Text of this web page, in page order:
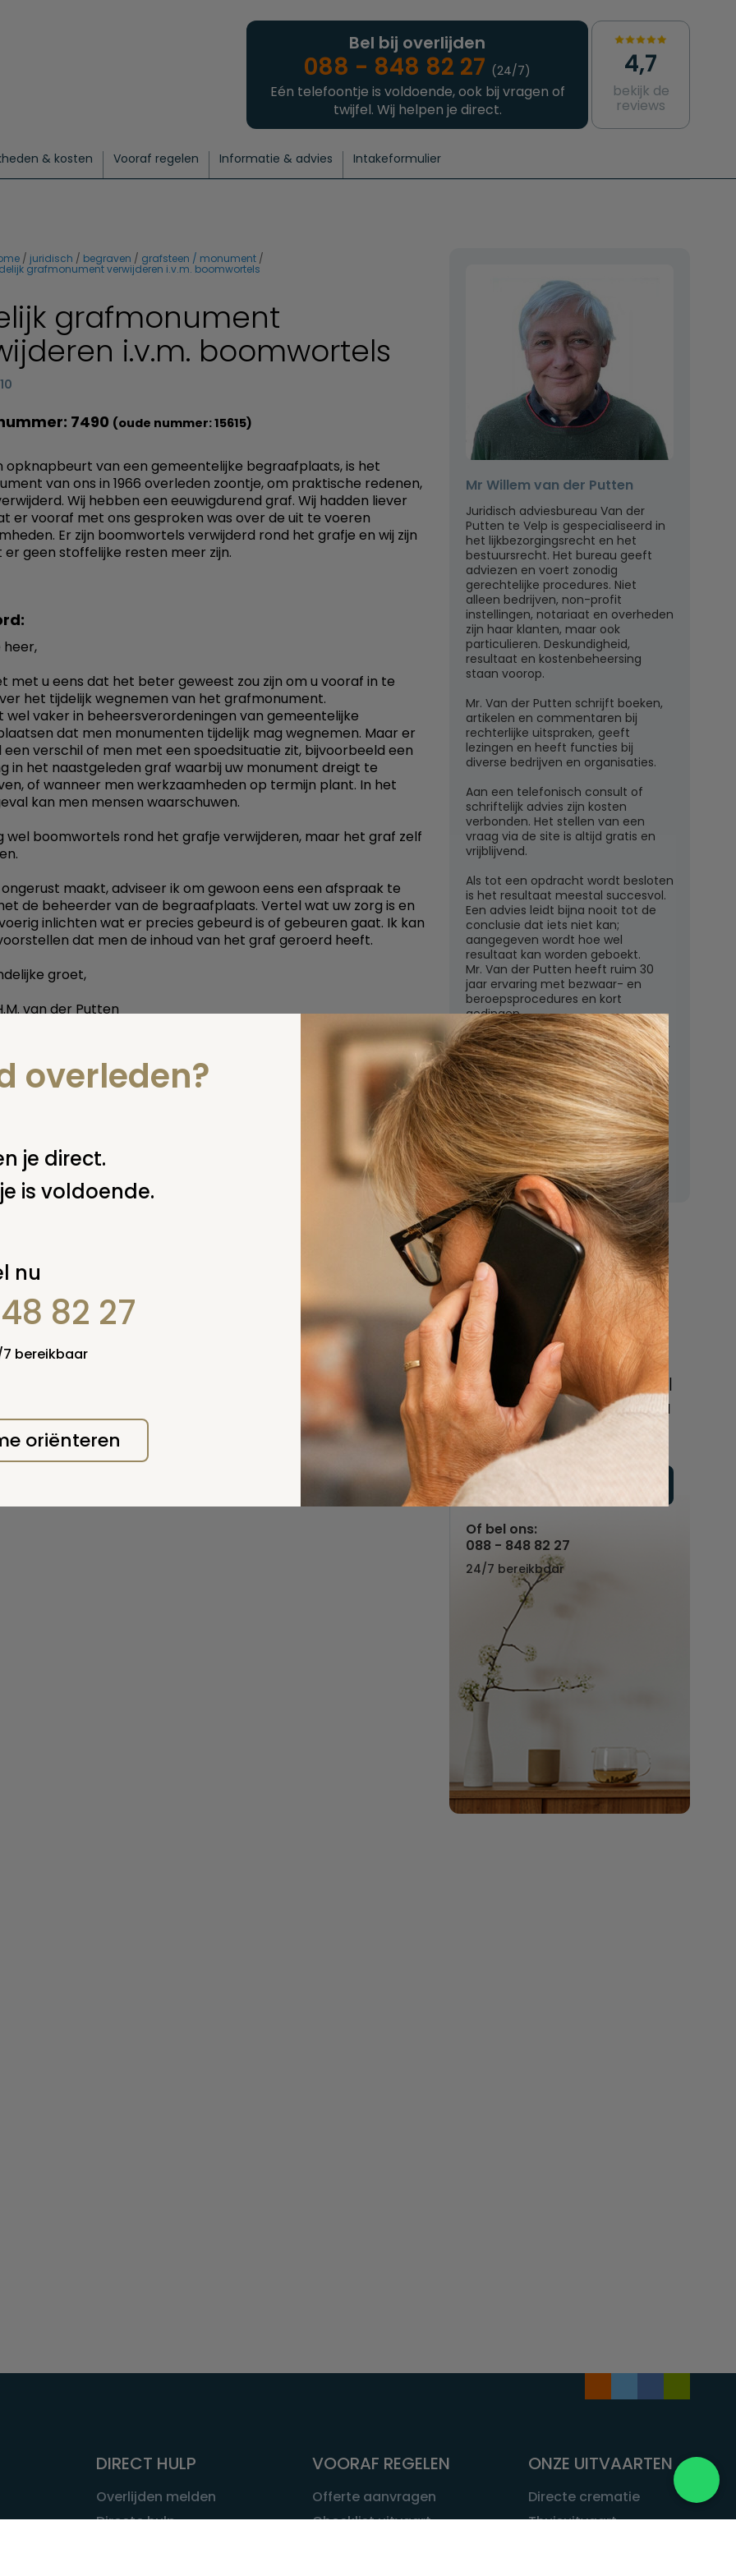
Bel bij overlijden
088 - 848 82 27 (24/7)
Eén telefoontje is voldoende, ook bij vragen of
twijfel. Wij helpen je direct.
4,7
bekijk de
reviews
& kosten Vooraf regelen Informatie & advies Intakeformulier
juridisch begraven grafsteen / monument
grafmonument verwijderen i.v.m. boomwortels
grafmonument
i.v.m. boomwortels
7490 (oude nummer: 15615)
opknapbeurt van een gemeentelijke begraafplaats, is het
van ons in 1966 overleden zoontje, om praktische redenen,
Wij hebben een eeuwigdurend graf. Wij hadden liever
er vooraf met ons gesproken was over de uit te voeren
Er zijn boomwortels verwijderd rond het grafje en wij zijn
er geen stoffelijke resten meer zijn.
met u eens dat het beter geweest zou zijn om u vooraf in te
het tijdelijk wegnemen van het grafmonument.
wel vaker in beheersverordeningen van gemeentelijke
dat men monumenten tijdelijk mag wegnemen. Maar er
een verschil of men met een spoedsituatie zit, bijvoorbeeld een
in het naastgeleden graf waarbij uw monument dreigt te
of wanneer men werkzaamheden op termijn plant. In het
kan men mensen waarschuwen.
wel boomwortels rond het grafje verwijderen, maar het graf zelf
maakt, adviseer ik om gewoon eens een afspraak te
de beheerder van de begraafplaats. Vertel wat uw zorg is en
inlichten wat er precies gebeurd is of gebeuren gaat. Ik kan
dat men de inhoud van het graf geroerd heeft.
groet,
van der Putten
Spelregels
Verzenden
maar
Mr Willem van der Putten
Juridisch adviesbureau Van der
Putten te Velp is gespecialiseerd in
het lijkbezorgingsrecht en het
bestuursrecht. Het bureau geeft
adviezen en voert zonodig
gerechtelijke procedures. Niet
alleen bedrijven, non-profit
instellingen, notariaat en overheden
zijn haar klanten, maar ook
particulieren. Deskundigheid,
resultaat en kostenbeheersing
staan voorop.
Mr. Van der Putten schrijft boeken,
artikelen en commentaren bij
rechterlijke uitspraken, geeft
lezingen en heeft functies bij
diverse bedrijven en organisaties.
Aan een telefonisch consult of
schriftelijk advies zijn kosten
verbonden. Het stellen van een
vraag via de site is altijd gratis en
vrijblijvend.
Als tot een opdracht wordt besloten
is het resultaat meestal succesvol.
Een advies leidt bijna nooit tot de
conclusie dat iets niet kan;
aangegeven wordt hoe wel
resultaat kan worden geboekt.
Mr. Van der Putten heeft ruim 30
jaar ervaring met bezwaar- en
beroepsprocedures en kort
gedingen.
Juridisch adviesbureau mr. W.G.H.M.
van der Putten c.s.
Zutphensestraatweg 7
6881 WN Velp (Gld)
E-mail:
mr.vanderputten@gmail.com
Nu
een uitvaart
regelen
Beschrijf uw wensen
online of bel ons geheel
vrijblijvend voor hulp na
een overlijden.
Vul hier uw wensen in
Of bel ons:
088 - 848 82 27
24/7 bereikbaar
DIRECT HULP
Overlijden melden
Directe hulp
VOORAF REGELEN
Offerte aanvragen
Checklist uitvaart
ONZE UITVAARTEN
Directe crematie
Thuisuitvaart
overleden?
je direct.
is voldoende.
nu
82 27
bereikbaar
oriënteren